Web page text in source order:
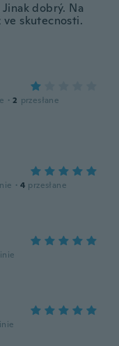
dobrý. Na
ve skutecnosti.
· 2 przesłane
· 4 przesłane